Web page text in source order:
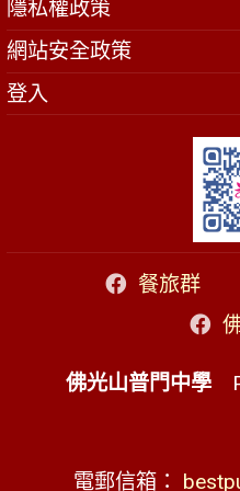
隱私權政策
網站安全政策
登入
餐旅群
佛光山普門中學
電郵信箱：